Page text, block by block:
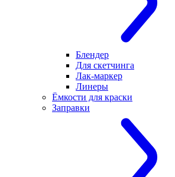
Блендер
Для скетчинга
Лак-маркер
Линеры
Ёмкости для краски
Заправки